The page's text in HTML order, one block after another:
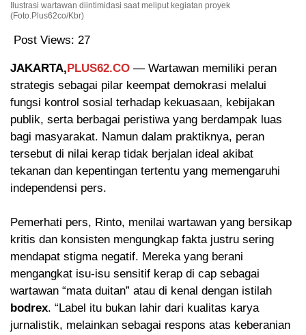
Ilustrasi wartawan diintimidasi saat meliput kegiatan proyek
(Foto.Plus62co/Kbr)
Post Views: 27
JAKARTA, PLUS62.CO — Wartawan memiliki peran
strategis sebagai pilar keempat demokrasi melalui
fungsi kontrol sosial terhadap kekuasaan, kebijakan
publik, serta berbagai peristiwa yang berdampak luas
bagi masyarakat. Namun dalam praktiknya, peran
tersebut di nilai kerap tidak berjalan ideal akibat
tekanan dan kepentingan tertentu yang memengaruhi
independensi pers.
Pemerhati pers, Rinto, menilai wartawan yang bersikap
kritis dan konsisten mengungkap fakta justru sering
mendapat stigma negatif. Mereka yang berani
mengangkat isu-isu sensitif kerap di cap sebagai
wartawan “mata duitan” atau di kenal dengan istilah
bodrex. “Label itu bukan lahir dari kualitas karya
jurnalistik, melainkan sebagai respons atas keberanian